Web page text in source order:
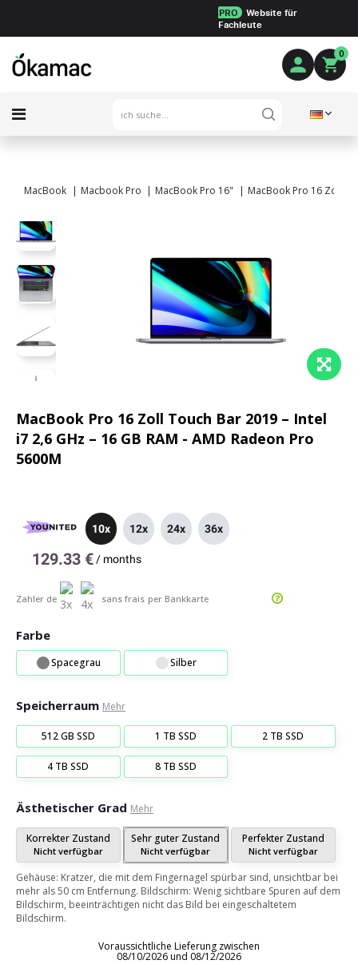
PRO
Website für
Fachleute
0
MacBook Macbook Pro MacBook Pro 16" MacBook Pro 16 Zoll
MacBook Pro 16 Zoll Touch Bar 2019 – Intel
i7 2,6 GHz – 16 GB RAM - AMD Radeon Pro
5600M
10x 12x 24x 36x
129.33 € / months
Zahler de sans frais per Bankkarte
Farbe
Spacegrau Silber
Speicherraum Mehr
512 GB SSD 1 TB SSD 2 TB SSD
4 TB SSD 8 TB SSD
Ästhetischer Grad Mehr
Korrekter Zustand
Nicht verfügbar
Sehr guter Zustand
Nicht verfügbar
Perfekter Zustand
Nicht verfügbar
Gehäuse: Kratzer, die mit dem Fingernagel spürbar sind, unsichtbar bei
mehr als 50 cm Entfernung. Bildschirm: Wenig sichtbare Spuren auf dem
Bildschirm, beeinträchtigen nicht das Bild bei eingeschaltetem
Bildschirm.
Voraussichtliche Lieferung zwischen
08/10/2026 und 08/12/2026